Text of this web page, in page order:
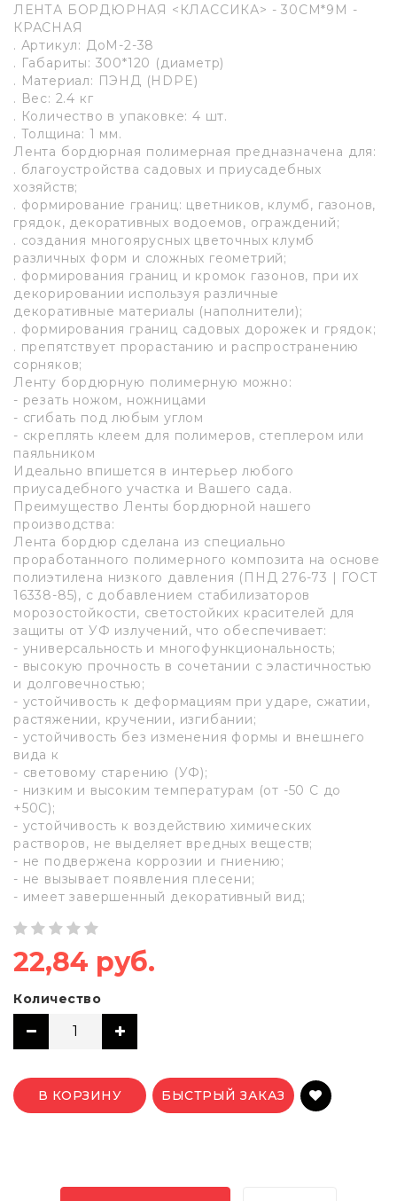
ЛЕНТА БОРДЮРНАЯ <КЛАССИКА> - 30СМ*9М -
КРАСНАЯ
. Артикул: ДоМ-2-38
. Габариты: 300*120 (диаметр)
. Материал: ПЭНД (HDPE)
. Вес: 2.4 кг
. Количество в упаковке: 4 шт.
. Толщина: 1 мм.
Лента бордюрная полимерная предназначена для:
. благоустройства садовых и приусадебных
хозяйств;
. формирование границ: цветников, клумб, газонов,
грядок, декоративных водоемов, ограждений;
. создания многоярусных цветочных клумб
различных форм и сложных геометрий;
. формирования границ и кромок газонов, при их
декорировании используя различные
декоративные материалы (наполнители);
. формирования границ садовых дорожек и грядок;
. препятствует прорастанию и распространению
сорняков;
Ленту бордюрную полимерную можно:
- резать ножом, ножницами
- сгибать под любым углом
- скреплять клеем для полимеров, степлером или
паяльником
Идеально впишется в интерьер любого
приусадебного участка и Вашего сада.
Преимущество Ленты бордюрной нашего
производства:
Лента бордюр сделана из специально
проработанного полимерного композита на основе
полиэтилена низкого давления (ПНД 276-73 | ГОСТ
16338-85), с добавлением стабилизаторов
морозостойкости, светостойких красителей для
защиты от УФ излучений, что обеспечивает:
- универсальность и многофункциональность;
- высокую прочность в сочетании с эластичностью
и долговечностью;
- устойчивость к деформациям при ударе, сжатии,
растяжении, кручении, изгибании;
- устойчивость без изменения формы и внешнего
вида к
- световому старению (УФ);
- низким и высоким температурам (от -50 С до
+50С);
- устойчивость к воздействию химических
растворов, не выделяет вредных веществ;
- не подвержена коррозии и гниению;
- не вызывает появления плесени;
- имеет завершенный декоративный вид;
22,84 руб.
Количество
В КОРЗИНУ БЫСТРЫЙ ЗАКАЗ